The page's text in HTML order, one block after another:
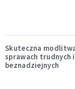
Skuteczna
sprawach trudnych i
beznadziejnych